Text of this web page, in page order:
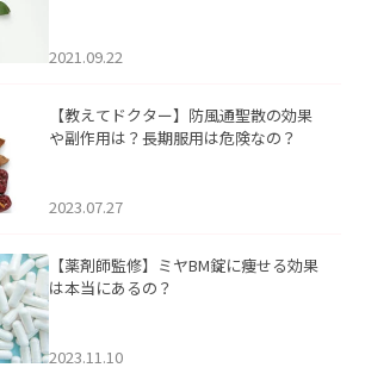
2021.09.22
【教えてドクター】防風通聖散の効果
や副作用は？長期服用は危険なの？
2023.07.27
【薬剤師監修】ミヤBM錠に痩せる効果
は本当にあるの？
2023.11.10